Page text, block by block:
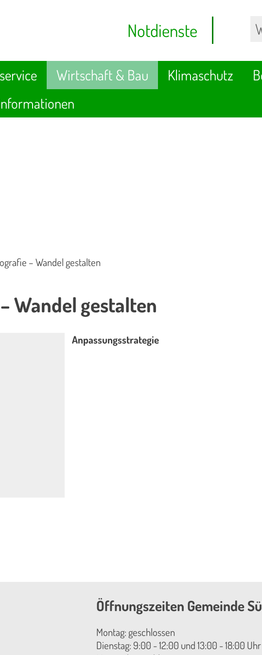
Notdienste
Wirtschaft & Bau Klimaschutz
– Wandel gestalten
Wandel gestalten
Anpassungsstrategie
Öffnungszeiten Gemeinde
Montag: geschlossen
Dienstag: 9:00 - 12:00 und 13:00 - 18:00 Uhr